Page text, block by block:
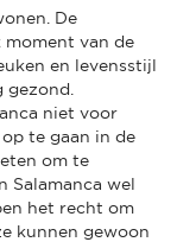
De
van de
en levensstijl
niet voor
te gaan in de
om te
Salamanca wel
het recht om
kunnen gewoon